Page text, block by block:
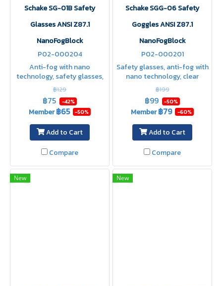
Schake SG-01B Safety
Glasses ANSI Z87.1
NanoFogBlock
P02-000204
Anti-fog with nano
technology, safety glasses,
Black polycarbonate lenses,
scratch-resistant, chip-
resistant, fit the face,
adjustable temples
฿129
฿75 -42%
Member฿65 -50%
Add to Cart
Compare
Schake SGG-06 Safety
Goggles ANSI Z87.1
NanoFogBlock
P02-000201
Safety glasses, anti-fog with
nano technology, clear
polycarbonate lenses,
scratch-resistant, anti-
splinter, with ventilation
holes
฿199
฿99 -50%
Member฿79 -60%
Add to Cart
Compare
New New